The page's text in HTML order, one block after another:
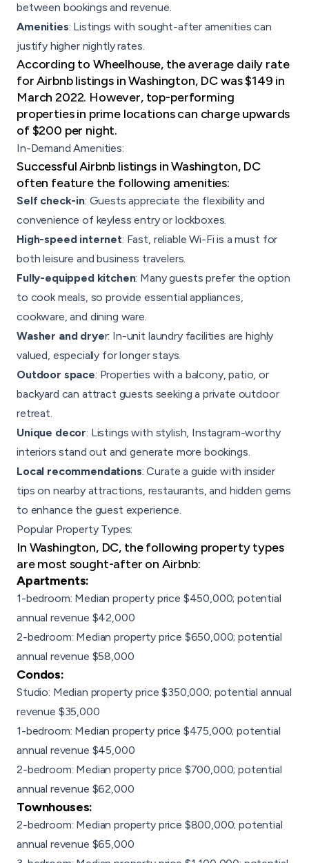
between bookings and revenue.
Amenities: Listings with sought-after amenities can
justify higher nightly rates.
According to Wheelhouse, the average daily rate
for Airbnb listings in Washington, DC was $149 in
March 2022. However, top-performing
properties in prime locations can charge upwards
of $200 per night.
In-Demand Amenities:
Successful Airbnb listings in Washington, DC
often feature the following amenities:
Self check-in: Guests appreciate the flexibility and
convenience of keyless entry or lockboxes.
High-speed internet: Fast, reliable Wi-Fi is a must for
both leisure and business travelers.
Fully-equipped kitchen: Many guests prefer the option
to cook meals, so provide essential appliances,
cookware, and dining ware.
Washer and dryer: In-unit laundry facilities are highly
valued, especially for longer stays.
Outdoor space: Properties with a balcony, patio, or
backyard can attract guests seeking a private outdoor
retreat.
Unique decor: Listings with stylish, Instagram-worthy
interiors stand out and generate more bookings.
Local recommendations: Curate a guide with insider
tips on nearby attractions, restaurants, and hidden gems
to enhance the guest experience.
Popular Property Types:
In Washington, DC, the following property types
are most sought-after on Airbnb:
Apartments:
1-bedroom: Median property price $450,000; potential
annual revenue $42,000
2-bedroom: Median property price $650,000; potential
annual revenue $58,000
Condos:
Studio: Median property price $350,000; potential annual
revenue $35,000
1-bedroom: Median property price $475,000; potential
annual revenue $45,000
2-bedroom: Median property price $700,000; potential
annual revenue $62,000
Townhouses:
2-bedroom: Median property price $800,000; potential
annual revenue $65,000